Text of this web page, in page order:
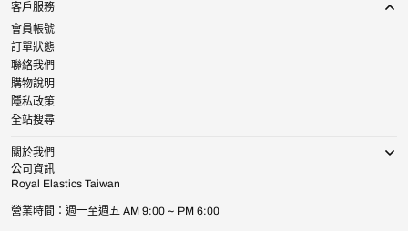
客戶服務
會員帳號
訂單狀態
聯絡我們
購物說明
隱私政策
全站搜尋
關於我們
公司資訊
Royal Elastics Taiwan
營業時間：週一至週五 AM 9:00 ~ PM 6:00